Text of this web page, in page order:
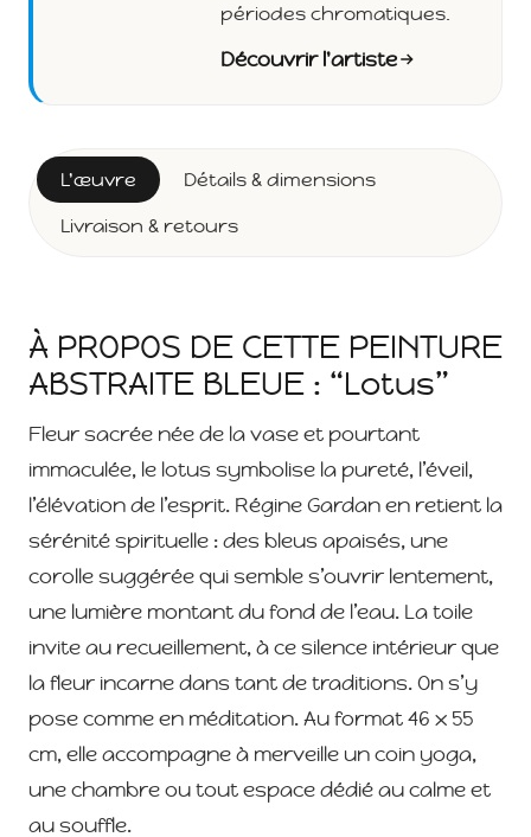
périodes chromatiques.
Découvrir l'artiste
L'œuvre
Détails & dimensions
Livraison & retours
À PROPOS DE CETTE PEINTURE
ABSTRAITE BLEUE : “Lotus”
Fleur sacrée née de la vase et pourtant
immaculée, le lotus symbolise la pureté, l’éveil,
l’élévation de l’esprit. Régine Gardan en retient la
sérénité spirituelle : des bleus apaisés, une
corolle suggérée qui semble s’ouvrir lentement,
une lumière montant du fond de l’eau. La toile
invite au recueillement, à ce silence intérieur que
la fleur incarne dans tant de traditions. On s’y
pose comme en méditation. Au format 46 x 55
cm, elle accompagne à merveille un coin yoga,
une chambre ou tout espace dédié au calme et
au souffle.